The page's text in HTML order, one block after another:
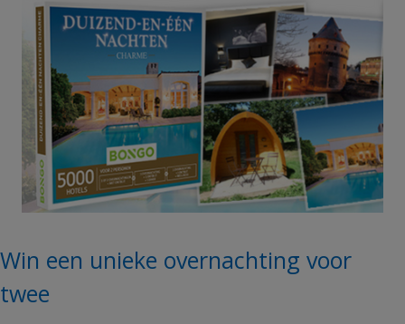
Win een unieke overnachting voor
twee